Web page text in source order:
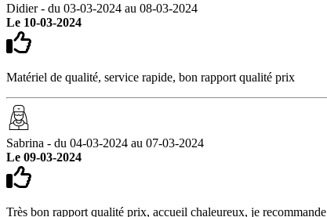
Didier - du 03-03-2024 au 08-03-2024
Le 10-03-2024
Matériel de qualité, service rapide, bon rapport qualité prix
Sabrina - du 04-03-2024 au 07-03-2024
Le 09-03-2024
Très bon rapport qualité prix, accueil chaleureux, je recommande